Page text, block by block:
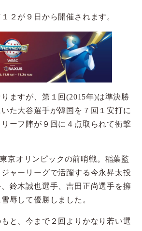
２が９日から開催されます。
ますが、第１回(2015年)は準決勝
た大谷選手が韓国を７回１安打に
ーフ陣が９回に４点取られて衝撃
京オリンピックの前哨戦。稲葉監
ャーリーグで活躍する今永昇太投
鈴木誠也選手、吉田正尚選手を擁
辱して優勝しました。
と、今まで２回よりかなり若い選